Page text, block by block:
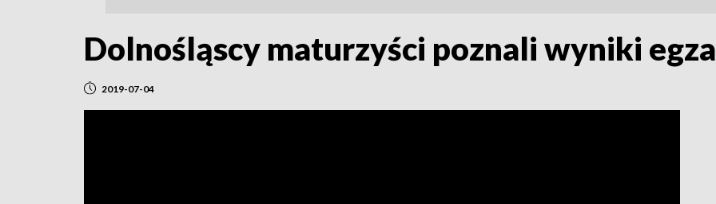
Dolnośląscy maturzyści poznali wyniki
2019-07-04